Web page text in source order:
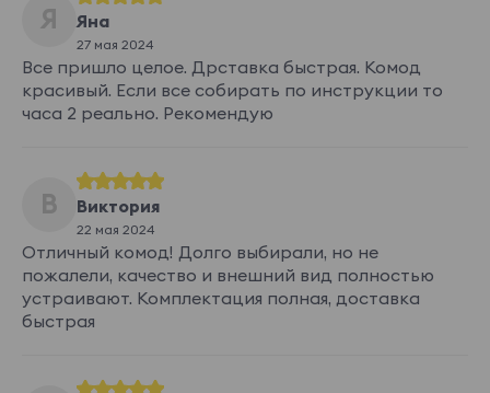
Я Яна
27 мая 2024
Все пришло целое. Дрставка быстрая. Комод
красивый. Если все собирать по инструкции то
часа 2 реально. Рекомендую
В Виктория
22 мая 2024
Отличный комод! Долго выбирали, но не
пожалели, качество и внешний вид полностью
устраивают. Комплектация полная, доставка
быстрая